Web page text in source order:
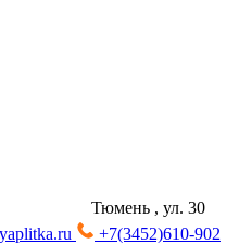
Тюмень , ул. 30
+7(3452)610-902